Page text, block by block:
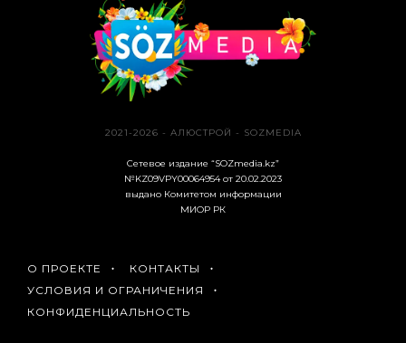
2021-2026 - АЛЮСТРОЙ - SOZMEDIA
Сетевое издание “SOZmedia.kz”
№KZ09VPY00064954 от 20.02.2023
выдано Комитетом информации
МИОР РК
О ПРОЕКТЕ
КОНТАКТЫ
УСЛОВИЯ И ОГРАНИЧЕНИЯ
КОНФИДЕНЦИАЛЬНОСТЬ